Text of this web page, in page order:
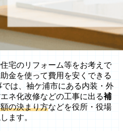
宅のリフォーム等をお考えで
金を使って費用を安くできる
は、袖ケ浦市にある内装・外
ネ化改修などの工事に出る補
の決まり方などを役所・役場
ます。